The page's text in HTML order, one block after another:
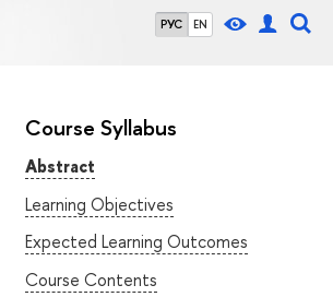
РУС EN
Course Syllabus
Abstract
Learning Objectives
Expected Learning Outcomes
Course Contents